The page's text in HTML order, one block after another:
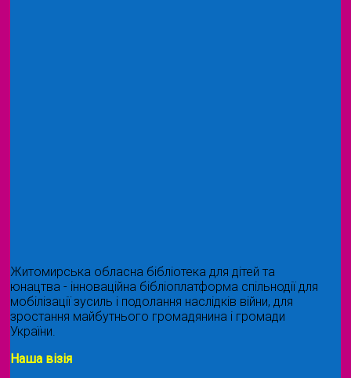
Житомирська обласна бібліотека для дітей та
юнацтва - інноваційна бібліоплатформа спільнодії для
мобілізації зусиль і подолання наслідків війни, для
зростання майбутнього громадянина і громади
України.
Наша візія